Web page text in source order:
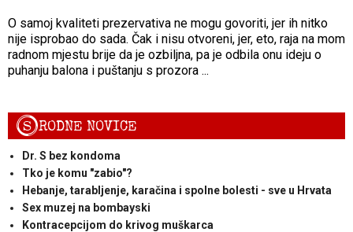
O samoj kvaliteti prezervativa ne mogu govoriti, jer ih nitko
nije isprobao do sada. Čak i nisu otvoreni, jer, eto, raja na mom
radnom mjestu brije da je ozbiljna, pa je odbila onu ideju o
puhanju balona i puštanju s prozora ...
SRODNE NOVICE
Dr. S bez kondoma
Tko je komu "zabio"?
Hebanje, tarabljenje, karačina i spolne bolesti - sve u Hrvata
Sex muzej na bombayski
Kontracepcijom do krivog muškarca